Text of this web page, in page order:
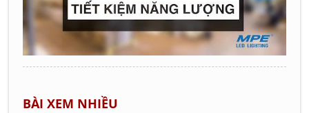
BÀI XEM NHIỀU